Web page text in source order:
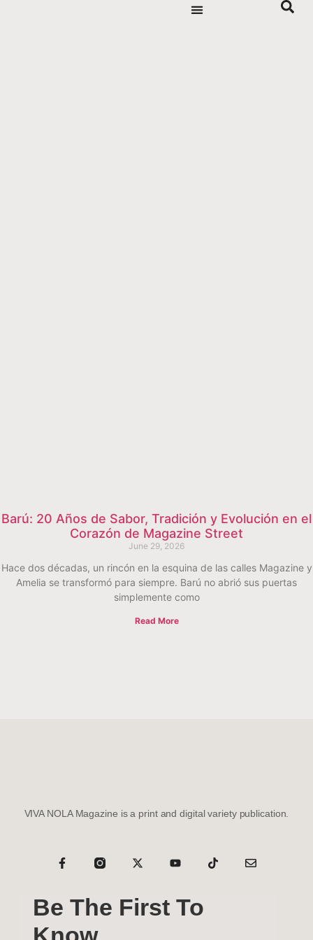
Barú: 20 Años de Sabor, Tradición y Evolución en el
Corazón de Magazine Street
June 29, 2026
Hace dos décadas, un rincón en la esquina de las calles Magazine y
Amelia se transformó para siempre. Barú no abrió sus puertas
simplemente como
Read More
VIVA NOLA Magazine is a print and digital variety publication.
Be The First To